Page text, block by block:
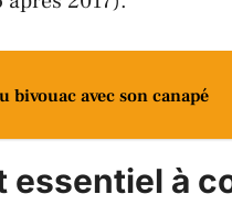
avec son canapé
essentiel à